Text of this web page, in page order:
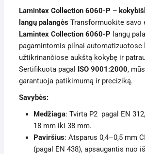
Lamintex Collection 6060-P –
langų palangėsTransformuokite savo
Lamintex Collection 6060-P langų
pagamintomis pilnai automatizuotose
užtikrinančiose aukštą kokybę ir
Sertifikuota pagal ISO 9001:2000,
garantuoja patikimumą ir preciziką.
Savybės:
Medžiaga: Tvirta P2 pagal EN
18 mm iki 38 mm.
Paviršius: Atsparus 0,4–0,5 mm
(pagal EN 438), apsaugantis nuo